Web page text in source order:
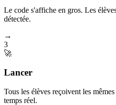
Le code s'affiche en gros. Les
détectée.
→
3
🚀
Lancer
Tous les élèves reçoivent les
temps réel.